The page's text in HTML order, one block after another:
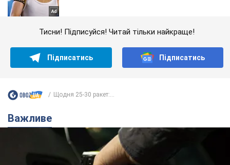
Тисни! Підписуйся! Читай тільки найкраще!
Підписатись Підписатись
Щодня 25-30 ракет:...
Важливе